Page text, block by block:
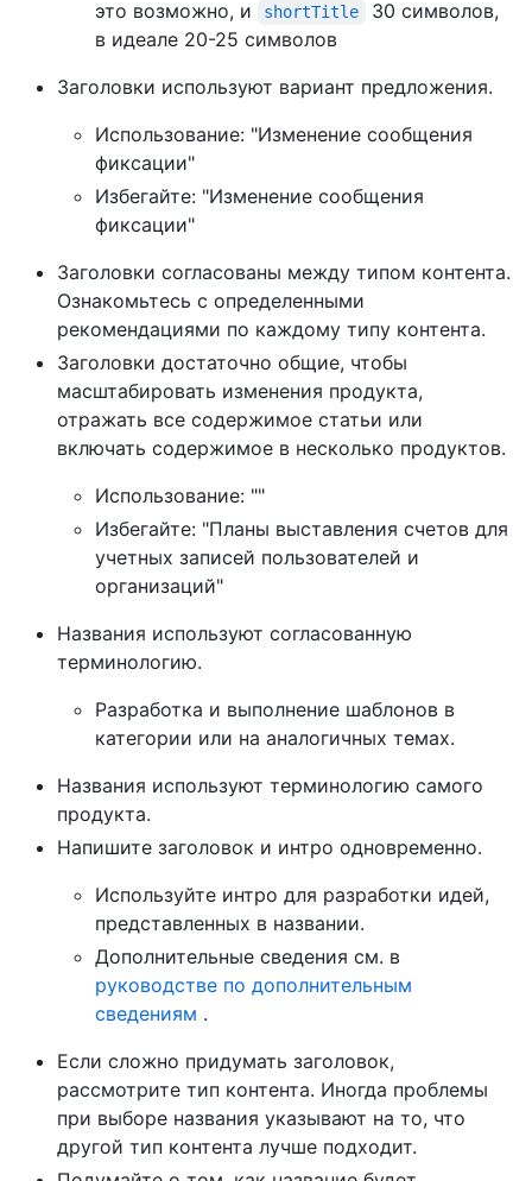
это возможно, и
shortTitle
30 символов,
в идеале 20-25 символов
Заголовки используют вариант предложения.
Использование: "Изменение сообщения
фиксации"
Избегайте: "Изменение сообщения
фиксации"
Заголовки согласованы между типом контента.
Ознакомьтесь с определенными
рекомендациями по каждому типу контента.
Заголовки достаточно общие, чтобы
масштабировать изменения продукта,
отражать все содержимое статьи или
включать содержимое в несколько продуктов.
Использование: ""
Избегайте: "Планы выставления счетов для
учетных записей пользователей и
организаций"
Названия используют согласованную
терминологию.
Разработка и выполнение шаблонов в
категории или на аналогичных темах.
Названия используют терминологию самого
продукта.
Напишите заголовок и интро одновременно.
Используйте интро для разработки идей,
представленных в названии.
Дополнительные сведения см. в
руководстве по дополнительным
сведениям .
Если сложно придумать заголовок,
рассмотрите тип контента. Иногда проблемы
при выборе названия указывают на то, что
другой тип контента лучше подходит.